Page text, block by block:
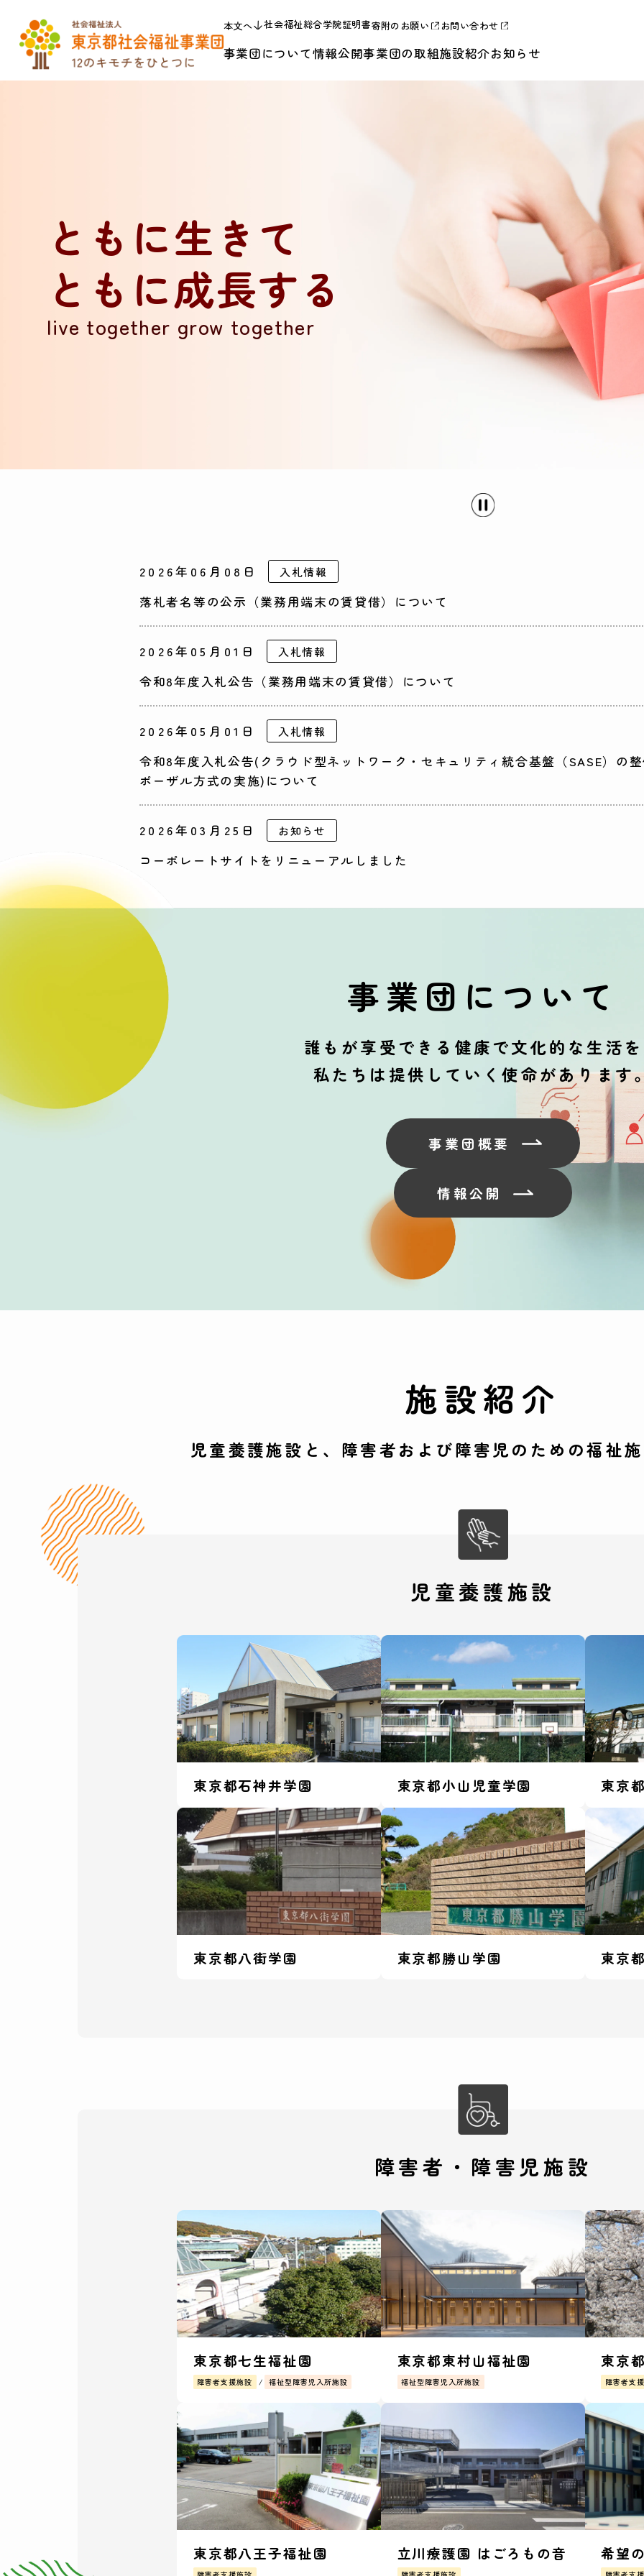
本文へ 社会福祉総合学院証明書寄附のお願い お問い合わせ
事業団について情報公開事業団の取組施設紹介お知らせ
ともに生きて
ともに成長する
live together grow together
2026年06月08日 入札情報
落札者名等の公示（業務用端末の賃貸借）について
2026年05月01日 入札情報
令和8年度入札公告（業務用端末の賃貸借）について
2026年05月01日 入札情報
令和8年度入札公告(クラウド型ネットワーク・セキュリティ統合基盤（SASE）の
ポーザル方式の実施)について
2026年03月25日 お知らせ
コーポレートサイトをリニューアルしました
事業団について
誰もが享受できる健康で文化的な生活
私たちは提供していく使命があります
事業団概要
情報公開
施設紹介
児童養護施設と、障害者および障害児のための福祉
児童養護施設
東京都石神井学園 東京都小山児童学園 東京
東京都八街学園 東京都勝山学園 東京
障害者・障害児施設
東京都七生福祉園
障害者支援施設 福祉型障害児入所施設
東京都東村山福祉園
福祉型障害児入所施設
東京
障害者支
東京都八王子福祉園 立川療護園 はごろもの音 希望